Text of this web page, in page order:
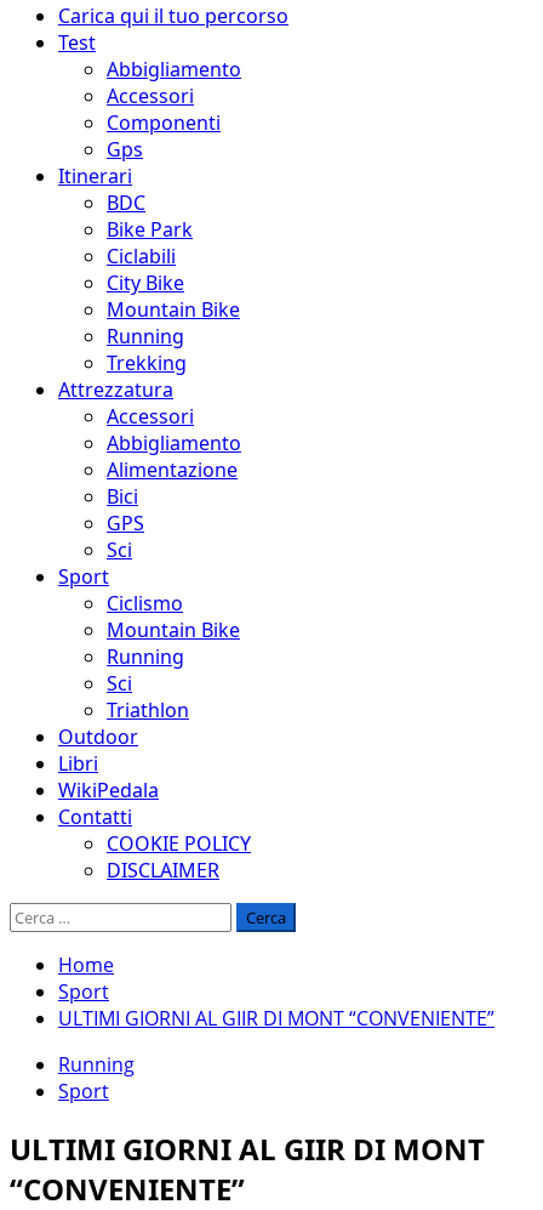
Menu
principale
Carica qui il tuo percorso
Test
Abbigliamento
Accessori
Componenti
Gps
Itinerari
BDC
Bike Park
Ciclabili
City Bike
Mountain Bike
Running
Trekking
Attrezzatura
Accessori
Abbigliamento
Alimentazione
Bici
GPS
Sci
Sport
Ciclismo
Mountain Bike
Running
Sci
Triathlon
Outdoor
Libri
WikiPedala
Contatti
COOKIE POLICY
DISCLAIMER
Ricerca
Home
Sport
ULTIMI GIORNI AL GIIR DI MONT “CONVENIENTE”
Running
Sport
ULTIMI GIORNI AL GIIR DI MONT
“CONVENIENTE”